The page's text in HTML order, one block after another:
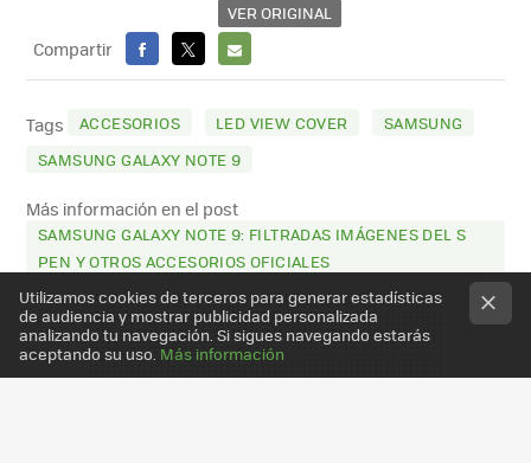
VER ORIGINAL
Compartir
FACEBOOK
X
E-
MAIL
Tags ACCESORIOS LED VIEW COVER
SAMSUNG
SAMSUNG GALAXY NOTE 9
Más información en el post
SAMSUNG GALAXY NOTE 9: FILTRADAS IMÁGENES DEL S
PEN Y OTROS ACCESORIOS OFICIALES
Utilizamos cookies de terceros para generar estadísticas
de audiencia y mostrar publicidad personalizada
analizando tu navegación. Si sigues navegando estarás
aceptando su uso. Más información